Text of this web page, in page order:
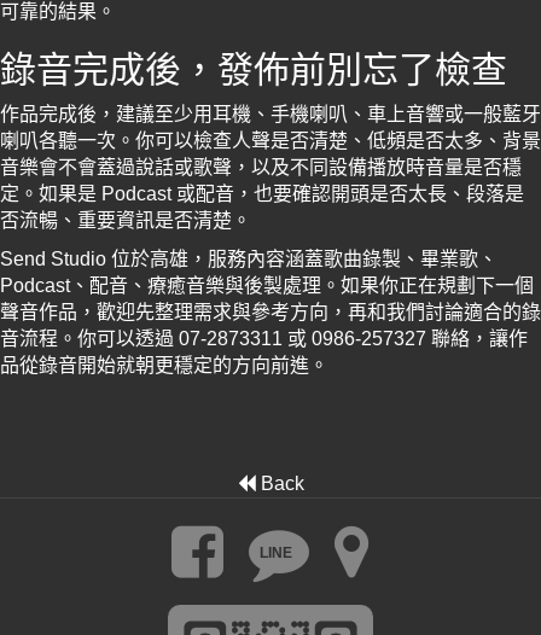
可靠的結果。
錄音完成後，發佈前別忘了檢查
作品完成後，建議至少用耳機、手機喇叭、車上音響或一般藍牙
喇叭各聽一次。你可以檢查人聲是否清楚、低頻是否太多、背景
音樂會不會蓋過說話或歌聲，以及不同設備播放時音量是否穩
定。如果是 Podcast 或配音，也要確認開頭是否太長、段落是
否流暢、重要資訊是否清楚。
Send Studio 位於高雄，服務內容涵蓋歌曲錄製、畢業歌、
Podcast、配音、療癒音樂與後製處理。如果你正在規劃下一個
聲音作品，歡迎先整理需求與參考方向，再和我們討論適合的錄
音流程。你可以透過 07-2873311 或 0986-257327 聯絡，讓作
品從錄音開始就朝更穩定的方向前進。
Back
LINE